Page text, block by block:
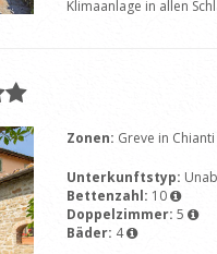
Klimaanlage in allen
Zonen: Greve in
Unterkunftstyp:
Bettenzahl: 10
Doppelzimmer: 5
Bäder: 4